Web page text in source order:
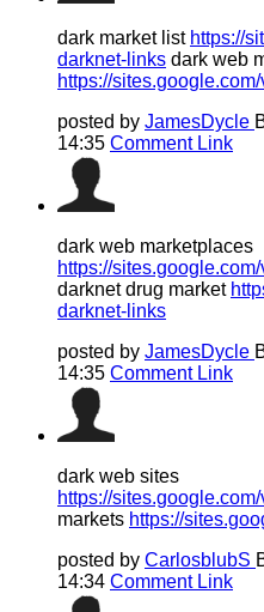
dark market list https://
darknet-links dark web
https://
posted by JamesDycle
14:35 Comment Link
dark web marketplaces
https://
darknet drug market
darknet-links
posted by JamesDycle
14:35 Comment Link
dark web sites
https://
markets https://
posted by CarlosblubS
14:34 Comment Link